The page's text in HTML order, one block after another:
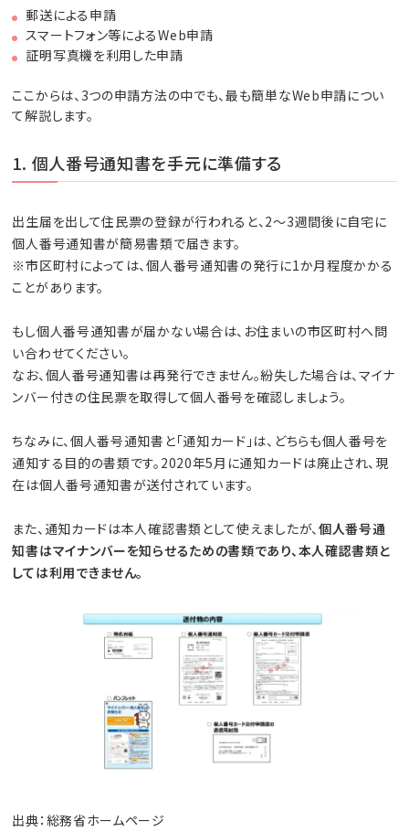
郵送による申請
スマートフォン等によるWeb申請
証明写真機を利用した申請
ここからは、3つの申請方法の中でも、最も簡単なWeb申請につい
て解説します。
1. 個人番号通知書を手元に準備する
出生届を出して住民票の登録が行われると、2～3週間後に自宅に
個人番号通知書が簡易書類で届きます。
※市区町村によっては、個人番号通知書の発行に1か月程度かかる
ことがあります。
もし個人番号通知書が届かない場合は、お住まいの市区町村へ問
い合わせてください。
なお、個人番号通知書は再発行できません。紛失した場合は、マイナ
ンバー付きの住民票を取得して個人番号を確認しましょう。
ちなみに、個人番号通知書と「通知カード」は、どちらも個人番号を
通知する目的の書類です。2020年5月に通知カードは廃止され、現
在は個人番号通知書が送付されています。
また、通知カードは本人確認書類として使えましたが、個人番号通
知書はマイナンバーを知らせるための書類であり、本人確認書類と
しては利用できません。
出典：総務省ホームページ